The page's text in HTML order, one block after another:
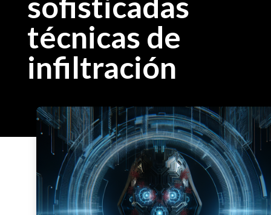
técnicas de
infiltración